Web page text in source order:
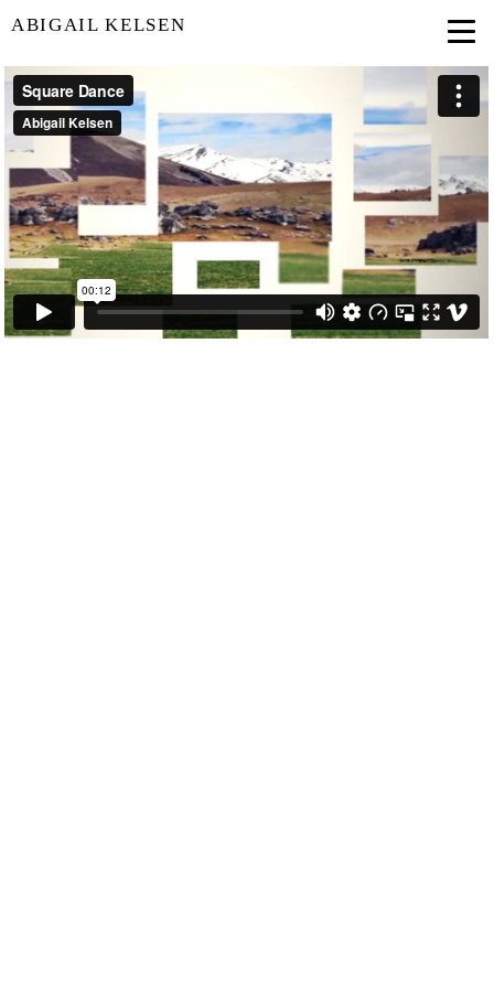
ABIGAIL KELSEN